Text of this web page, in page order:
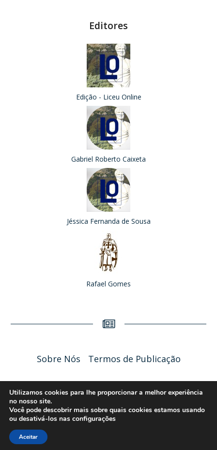
Editores
Edição - Liceu Online
Gabriel Roberto Caixeta
Jéssica Fernanda de Sousa
Rafael Gomes
Sobre Nós Termos de Publicação
Liceu Online 2026 - Política de Privacidade
Utilizamos cookies para lhe proporcionar a melhor experiência
no nosso site.
Você pode descobrir mais sobre quais cookies estamos usando
ou desativá-los nas configurações
Aceitar